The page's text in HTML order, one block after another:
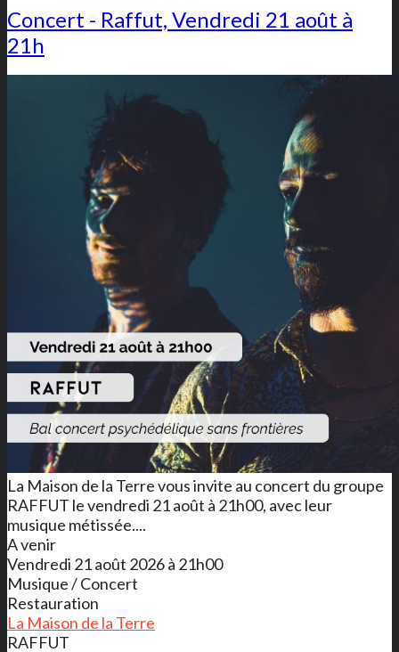
Concert - Raffut, Vendredi 21 août à
21h
La Maison de la Terre vous invite au concert du groupe
RAFFUT le vendredi 21 août à 21h00, avec leur
musique métissée....
A venir
Vendredi 21 août 2026 à 21h00
Musique / Concert
Restauration
La Maison de la Terre
RAFFUT